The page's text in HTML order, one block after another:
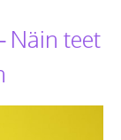
Näin teet